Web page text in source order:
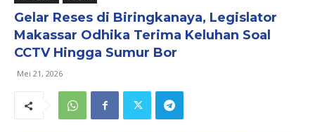
Gelar Reses di Biringkanaya, Legislator
Makassar Odhika Terima Keluhan Soal
CCTV Hingga Sumur Bor
Mei 21, 2026